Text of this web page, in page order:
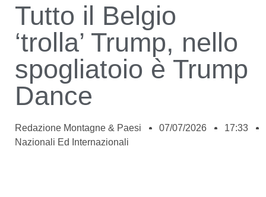
Tutto il Belgio
‘trolla’ Trump, nello
spogliatoio è Trump
Dance
Redazione Montagne & Paesi 07/07/2026
17:33
Nazionali Ed Internazionali